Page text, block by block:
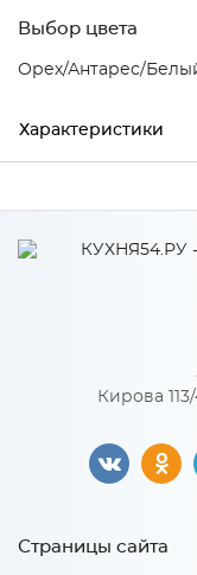
Выбор цвета
Орех/Антарес/
Характеристики
Производитель
Особенности
Количество упаковок:
Кирова
Страницы сайта